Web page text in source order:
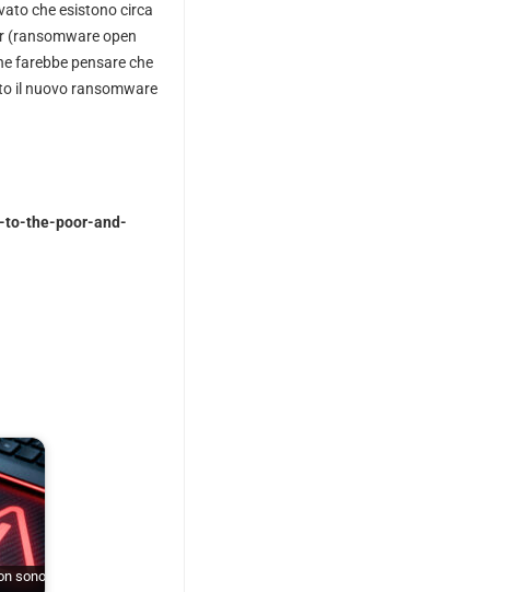
che esistono circa
(ransomware open
farebbe pensare che
il nuovo ransomware
to-the-poor-and-
sono